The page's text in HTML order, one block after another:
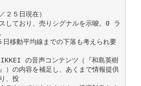
２５日現在）
しており、売りシグナルを示唆。0 ラ
日移動平均線までの下落も考えられ要
の音声コンテンツ（『和島英樹
）の内容を補足し、あくまで情報提供
、投